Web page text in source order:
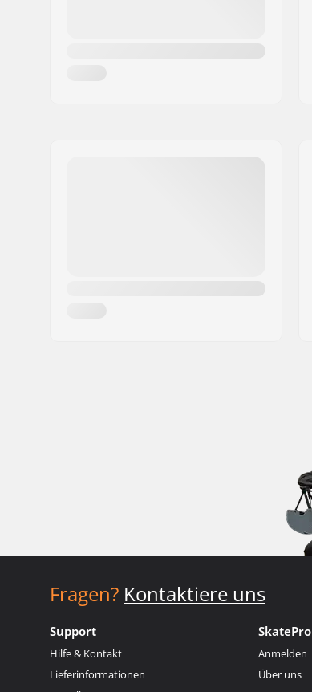
Fragen? Kontaktiere uns
Support
Hilfe & Kontakt
Lieferinformationen
SkatePro
Anmelden
Über uns